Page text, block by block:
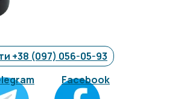
+38 (097) 056-05-93
Facebook